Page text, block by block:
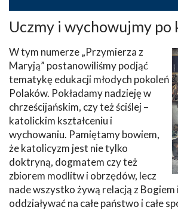
Uczmy i wychowujmy po
W tym numerze „Przymierza z
Maryją” postanowiliśmy podjąć
tematykę edukacji młodych pokoleń
Polaków. Pokładamy nadzieję w
chrześcijańskim, czy też ściślej –
katolickim kształceniu i
wychowaniu. Pamiętamy bowiem,
że katolicyzm jest nie tylko
doktryną, dogmatem czy też
zbiorem modlitw i obrzędów, lecz
nade wszystko żywą relacją z Bogiem
oddziaływać na całe państwo i całe